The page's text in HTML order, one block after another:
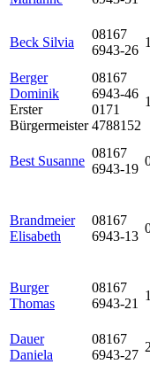
Beck Silvia
08167
6943-26
Berger
Dominik
Erster
Bürgermeister
08167
6943-46
0171
4788152
Best Susanne
08167
6943-19
Brandmeier
Elisabeth
08167
6943-13
Burger
Thomas
08167
6943-21
Dauer
Daniela
08167
6943-27